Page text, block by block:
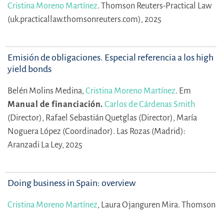
Cristina Moreno Martínez. Thomson Reuters-Practical Law
(uk.practicallaw.thomsonreuters.com), 2025
Emisión de obligaciones. Especial referencia a los high
yield bonds
Belén Molins Medina, Cristina Moreno Martínez. Em
Manual de financiación. Carlos de Cárdenas Smith
(Director), Rafael Sebastián Quetglas (Director), María
Noguera López (Coordinador). Las Rozas (Madrid):
Aranzadi La Ley, 2025
Doing business in Spain: overview
Cristina Moreno Martínez, Laura Ojanguren Mira. Thomson